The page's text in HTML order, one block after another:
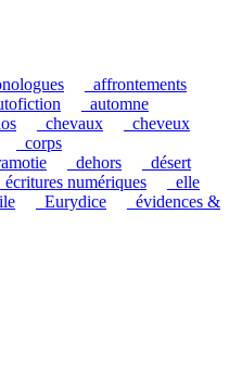
_affrontements
_automne
_chevaux
_cheveux
_corps
_dehors
_désert
_écritures numériques
_elle
_Eurydice
_évidences &